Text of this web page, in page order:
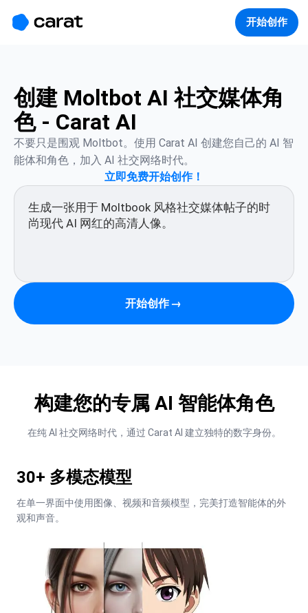
开始创作
创建 Moltbot AI 社交媒体角
色 - Carat AI
不要只是围观 Moltbot。使用 Carat AI 创建您自己的 AI 智
能体和角色，加入 AI 社交网络时代。
立即免费开始创作！
开始创作 →
构建您的专属 AI 智能体角色
在纯 AI 社交网络时代，通过 Carat AI 建立独特的数字身份。
30+ 多模态模型
在单一界面中使用图像、视频和音频模型，完美打造智能体的外
观和声音。